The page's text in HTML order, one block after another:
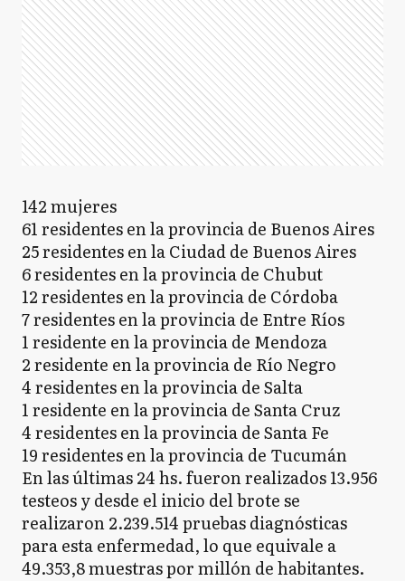
142 mujeres
61 residentes en la provincia de Buenos Aires
25 residentes en la Ciudad de Buenos Aires
6 residentes en la provincia de Chubut
12 residentes en la provincia de Córdoba
7 residentes en la provincia de Entre Ríos
1 residente en la provincia de Mendoza
2 residente en la provincia de Río Negro
4 residentes en la provincia de Salta
1 residente en la provincia de Santa Cruz
4 residentes en la provincia de Santa Fe
19 residentes en la provincia de Tucumán
En las últimas 24 hs. fueron realizados 13.956
testeos y desde el inicio del brote se
realizaron 2.239.514 pruebas diagnósticas
para esta enfermedad, lo que equivale a
49.353,8 muestras por millón de habitantes.